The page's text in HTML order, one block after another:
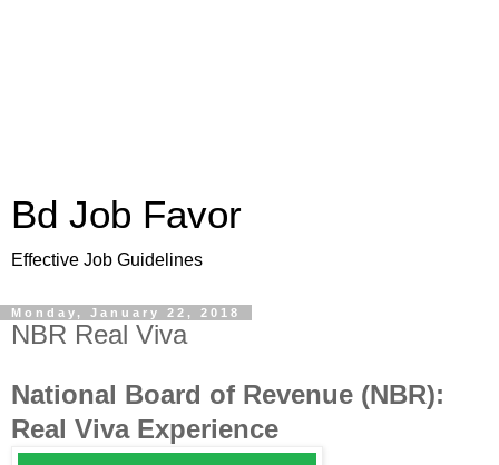
Bd Job Favor
Effective Job Guidelines
Monday, January 22, 2018
NBR Real Viva
National Board of Revenue (NBR):
Real Viva Experience